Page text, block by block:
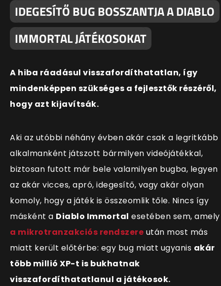
IDEGESÍTŐ BUG BOSSZANTJA A DIABLO
IMMORTAL JÁTÉKOSOKAT
A hiba ráadásul visszafordíthatatlan, így
mindenképpen szükséges a fejlesztők részéről,
hogy azt kijavítsák.
Aki az utóbbi néhány évben akár csak a legritkább
alkalmanként játszott bármilyen videójátékkal,
biztosan futott már bele valamilyen bugba, legyen
az akár vicces, apró, idegesítő, vagy akár olyan
komoly, hogy a játék is összeomlik tőle. Nincs így
másként a Diablo Immortal esetében sem, amely
a mikrotranzakciós rendszere után most más
miatt került előtérbe: egy bug miatt ugyanis akár
több millió XP-t is bukhatnak
visszafordíthatatlanul a játékosok.